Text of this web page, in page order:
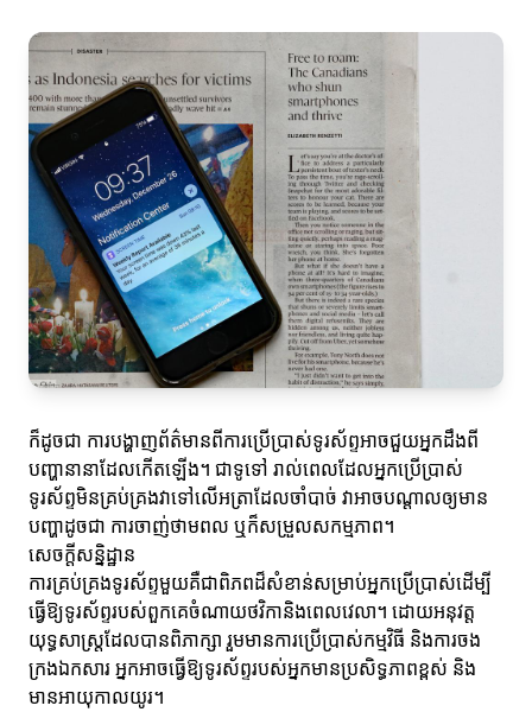
ក៏ដូចជា ការបង្ហាញព័ត៌មានពីការប្រើប្រាស់ទូរស័ព្ទអាចជួយអ្នកដឹងពី
បញ្ហានានាដែលកើតឡើង។ ជាទូទៅ រាល់ពេលដែលអ្នកប្រើប្រាស់
ទូរស័ព្ទមិនគ្រប់គ្រងវាទៅលើអត្រាដែលចាំបាច់ វាអាចបណ្តាលឲ្យមាន
បញ្ហាដូចជា ការចាញ់ថាមពល ឬក៏សម្រួលសកម្មភាព។
សេចក្តីសន្និដ្ឋាន
ការគ្រប់គ្រងទូរស័ព្ទមួយគឺជាពិភពដ៏សំខាន់សម្រាប់អ្នកប្រើប្រាស់ដើម្បី
ធ្វើឱ្យទូរស័ព្ទរបស់ពួកគេចំណាយថវិកានិងពេលវេលា។ ដោយអនុវត្ត
យុទ្ធសាស្ត្រដែលបានពិភាក្សា រួមមានការប្រើប្រាស់កម្មវិធី និងការចង
ក្រងឯកសារ អ្នកអាចធ្វើឱ្យទូរស័ព្ទរបស់អ្នកមានប្រសិទ្ធភាពខ្ពស់ និង
មានអាយុកាលយូរ។